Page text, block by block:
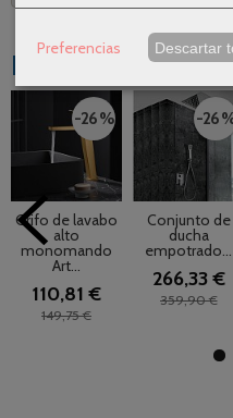
Productos
-26 %
Grifo de lavabo
alto
monomando
Art...
110,81 €
149,75 €
-26
Conjunto de
ducha
empotrado...
266,33 €
359,90 €
Preferencias Descartar